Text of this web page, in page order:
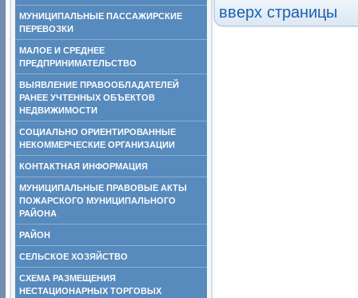
МУНИЦИПАЛЬНЫЕ ПАССАЖИРСКИЕ
ПЕРЕВОЗКИ
МАЛОЕ И СРЕДНЕЕ
ПРЕДПРИНИМАТЕЛЬСТВО
ВЫЯВЛЕНИЕ ПРАВООБЛАДАТЕЛЕЙ
РАНЕЕ УЧТЕННЫХ ОБЪЕКТОВ
НЕДВИЖИМОСТИ
СОЦИАЛЬНО ОРИЕНТИРОВАННЫЕ
НЕКОММЕРЧЕСКИЕ ОРГАНИЗАЦИИ
КОНТАКТНАЯ ИНФОРМАЦИЯ
МУНИЦИПАЛЬНЫЕ ПРАВОВЫЕ АКТЫ
ПОЖАРСКОГО МУНИЦИПАЛЬНОГО
РАЙОНА
РАЙОН
СЕЛЬСКОЕ ХОЗЯЙСТВО
СХЕМА РАЗМЕЩЕНИЯ
НЕСТАЦИОНАРНЫХ ТОРГОВЫХ
вверх страницы